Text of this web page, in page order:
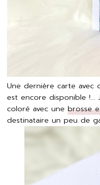
Une dernière carte avec
est encore disponible !...
coloré avec une brosse
destinataire un peu de